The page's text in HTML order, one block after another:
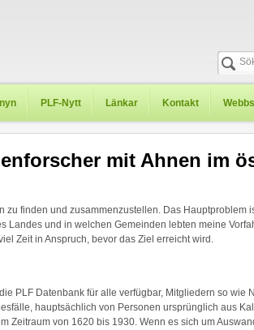
PLF-Nytt Länkar Kontakt
mit Ahnen im
zu finden und zusammenzustellen. Das Hauptproblem
Landes und in welchen Gemeinden lebten meine
Zeit in Anspruch, bevor das Ziel erreicht wird.
PLF Datenbank für alle verfügbar, Mitgliedern so wie
hauptsächlich von Personen ursprünglich aus
Zeitraum von 1620 bis 1930. Wenn es sich um